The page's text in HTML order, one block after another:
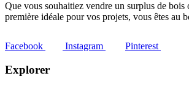
Que vous souhaitiez vendre un surplus de bois
première idéale pour vos projets, vous êtes au
Facebook Instagram Pinterest
Explorer